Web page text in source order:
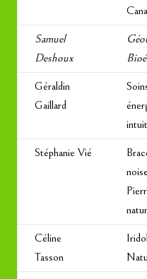
Samuel
Deshoux
Géraldin
Gaillard
Stéphanie Vié
Céline
Tasson